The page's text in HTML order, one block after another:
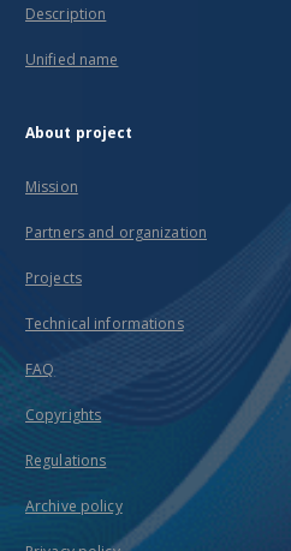
Description
Unified name
About project
Mission
Partners and organization
Projects
Technical informations
FAQ
Copyrights
Regulations
Archive policy